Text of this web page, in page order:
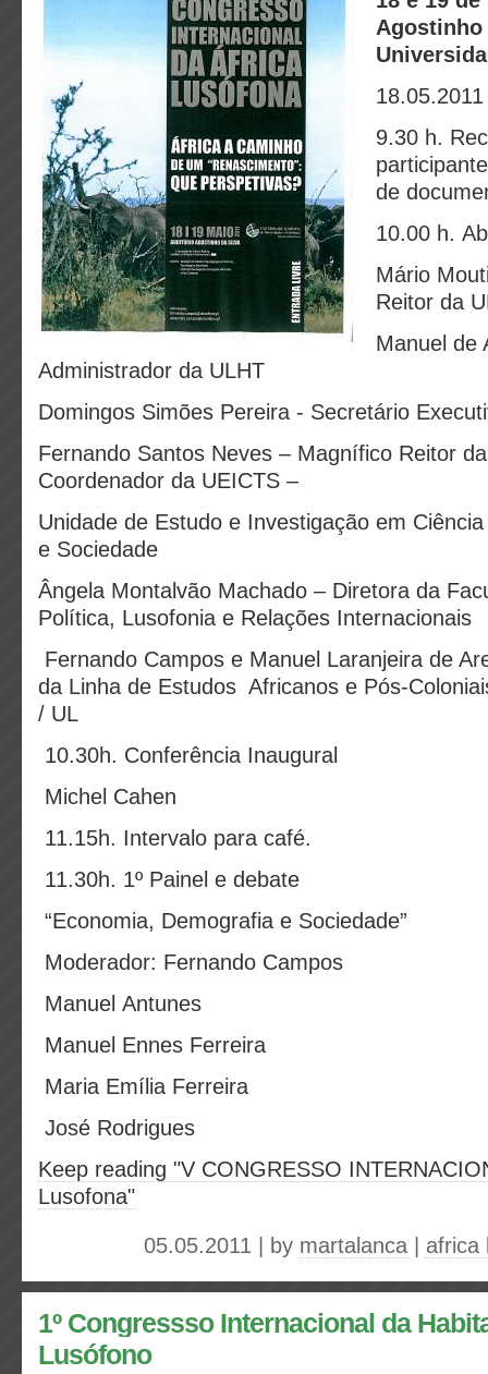
Agostinho
18.05.2011
9.30 h.
de
10.00 h.
Mário
Reitor da
Manuel de
Administrador da ULHT
Domingos Simões Pereira - Secretário
Fernando Santos Neves – Magnífico Reitor
Coordenador da UEICTS –
Unidade de Estudo e Investigação em Ciência
e Sociedade
Ângela Montalvão Machado – Diretora da
Política, Lusofonia e Relações Internacionais
Fernando Campos e Manuel Laranjeira de
da Linha de Estudos Africanos e Pós-
/ UL
10.30h. Conferência Inaugural
Michel Cahen
11.15h. Intervalo para café.
11.30h. 1º Painel e debate
“Economia, Demografia e Sociedade”
Moderador: Fernando Campos
Manuel Antunes
Manuel Ennes Ferreira
Maria Emília Ferreira
José Rodrigues
Keep reading "V CONGRESSO
Lusofona"
05.05.2011 | by martalanca africa
1º Congressso Internacional da
Lusófono